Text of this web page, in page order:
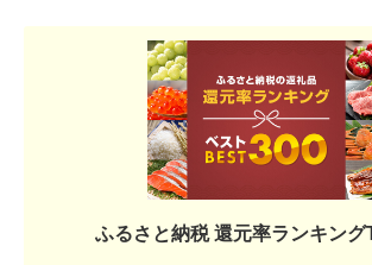
ふるさと納税 還元率ランキング